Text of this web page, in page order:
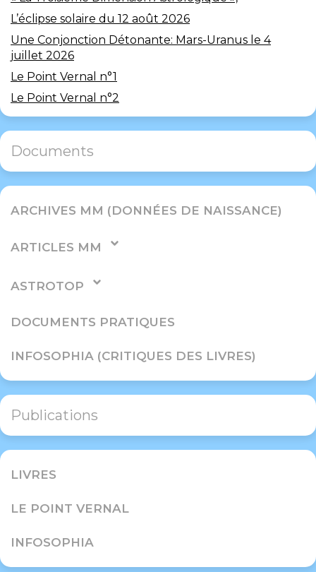
L’éclipse solaire du 12 août 2026
Une Conjonction Détonante: Mars-Uranus le 4
juillet 2026
Le Point Vernal n°1
Le Point Vernal n°2
Documents
ARCHIVES MM (DONNÉES DE NAISSANCE)
ARTICLES MM
ASTROTOP
DOCUMENTS PRATIQUES
INFOSOPHIA (CRITIQUES DES LIVRES)
Publications
LIVRES
LE POINT VERNAL
INFOSOPHIA